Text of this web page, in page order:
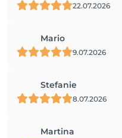
22.07.2026
Mario
9.07.2026
Stefanie
8.07.2026
Martina